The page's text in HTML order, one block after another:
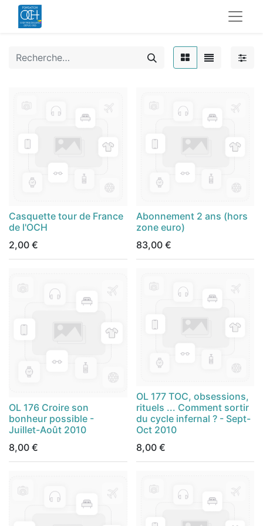
Casquette tour de France
de l'OCH
2,00 €
Abonnement 2 ans (hors
zone euro)
83,00€
OL 176 Croire son
bonheur possible -
Juillet-Août 2010
8,00 €
OL 177 TOC, obsessions,
rituels ... Comment sortir
du cycle infernal ? - Sept-
Oct 2010
8,00€